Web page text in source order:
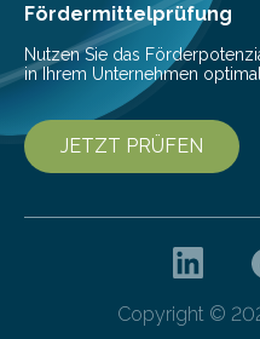
Fördermittelprüfung
Nutzen Sie das
in Ihrem Unternehmen
JETZT PRÜFEN
Copyright ©